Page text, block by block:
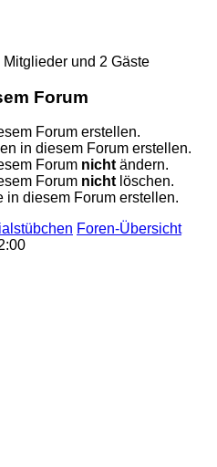
und 2 Gäste
Forum
Forum erstellen.
in diesem Forum erstellen.
Forum nichtändern.
Forum nichtlöschen.
in diesem Forum erstellen.
Foren-Übersicht